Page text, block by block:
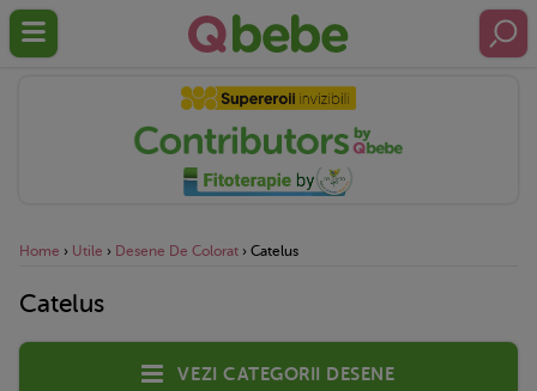
Home › Utile › Desene De Colorat › Catelus
Catelus
Vezi categorii desene